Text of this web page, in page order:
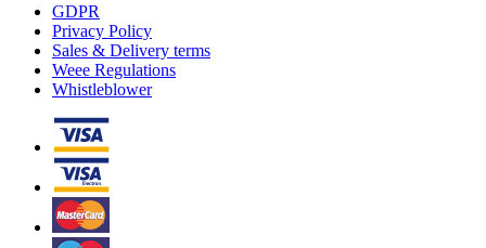
GDPR
Privacy Policy
Sales & Delivery terms
Weee Regulations
Whistleblower